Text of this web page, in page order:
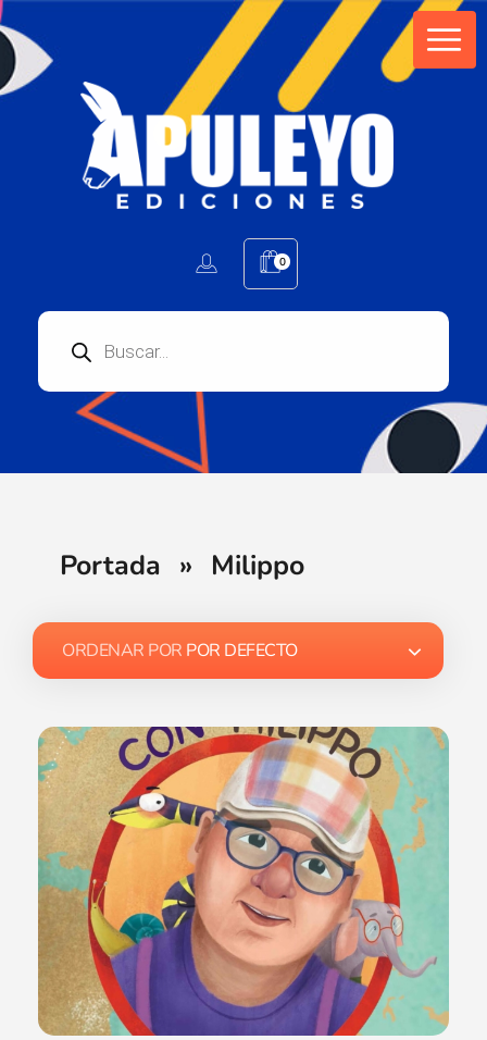
0
Portada » Milippo
ORDENAR POR POR DEFECTO